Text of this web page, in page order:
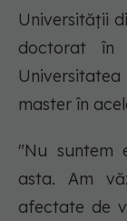
Universităţii
doctorat
master în
"Nu suntem
asta. Am
afectate de